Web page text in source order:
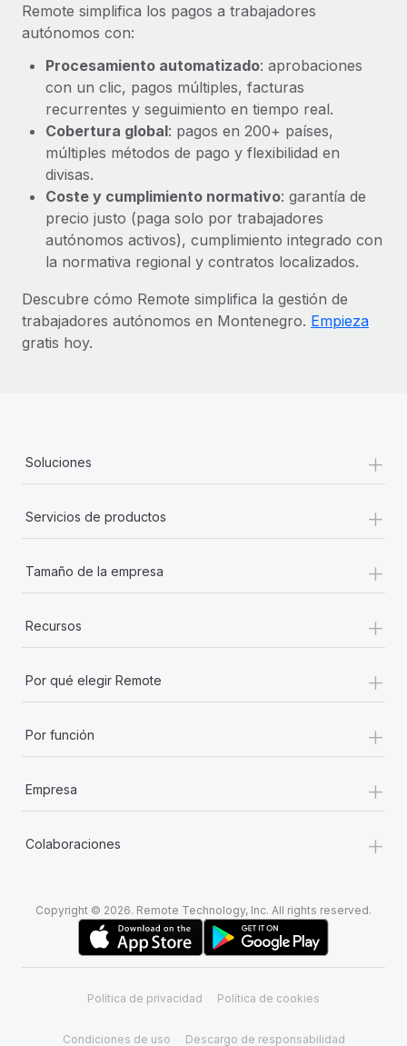
Remote simplifica los pagos a trabajadores
autónomos con:
Procesamiento automatizado: aprobaciones
con un clic, pagos múltiples, facturas
recurrentes y seguimiento en tiempo real.
Cobertura global: pagos en 200+ países,
múltiples métodos de pago y flexibilidad en
divisas.
Coste y cumplimiento normativo: garantía de
precio justo (paga solo por trabajadores
autónomos activos), cumplimiento integrado con
la normativa regional y contratos localizados.
Descubre cómo Remote simplifica la gestión de
trabajadores autónomos en Montenegro. Empieza
gratis hoy.
Soluciones +
Servicios de productos +
Tamaño de la empresa +
Recursos +
Por qué elegir Remote +
Por función +
Empresa +
Colaboraciones +
Copyright © 2026. Remote Technology, Inc. All rights reserved.
Política de privacidad Política de cookies
Condiciones de uso Descargo de responsabilidad